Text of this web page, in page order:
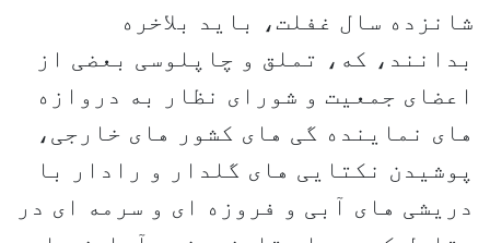
شانزده سال غفلت، باید بلاخره
بدانند، که، تملق و چاپلوسی بعضی از
اعضای جمعیت و شورای نظار به دروازه
های نماینده گی های کشور های خارجی،
پوشیدن نکتایی های گلدار و رادار با
دریشی های آبی و فروزه ای و سرمه ای در